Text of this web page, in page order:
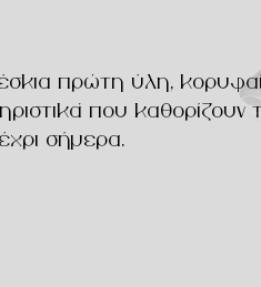
πρώτη ύλη,
που καθορίζουν
σήμερα.